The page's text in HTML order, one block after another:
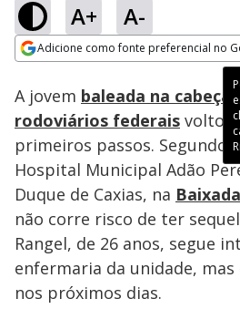
A+ A-
Adicione como fonte preferencial no
Ativar
:
39.45%
A jovem baleada na cabeça
rodoviários federais voltou
primeiros passos. Segundo
Hospital Municipal Adão
Duque de Caxias, na
não corre risco de ter
Rangel, de 26 anos, segue
enfermaria da unidade,
nos próximos dias.